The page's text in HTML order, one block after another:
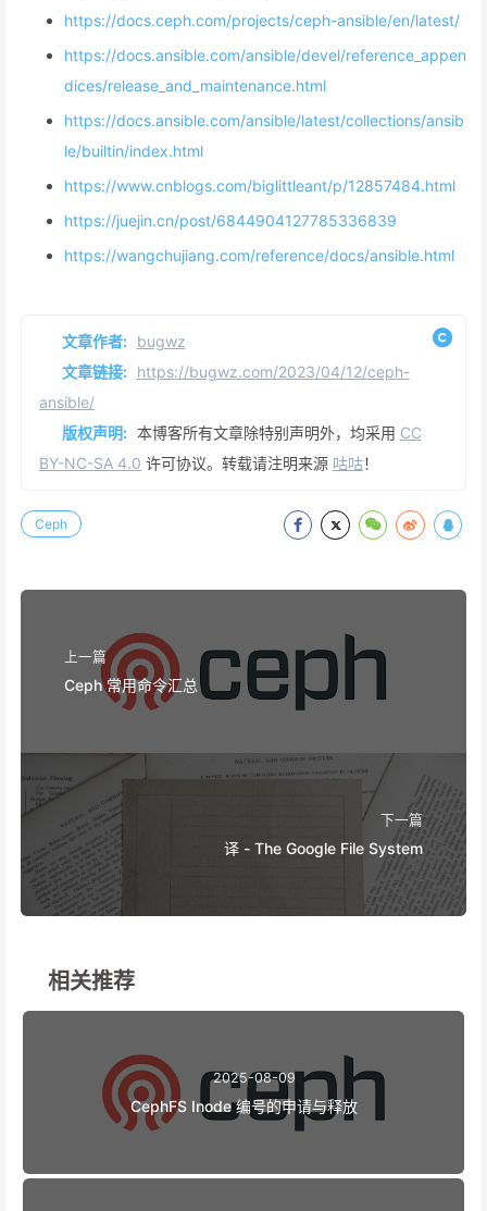
https://docs.ceph.com/projects/ceph-ansible/en/latest/
https://docs.ansible.com/ansible/devel/reference_appen
dices/release_and_maintenance.html
https://docs.ansible.com/ansible/latest/collections/ansib
le/builtin/index.html
https://www.cnblogs.com/biglittleant/p/12857484.html
https://juejin.cn/post/6844904127785336839
https://wangchujiang.com/reference/docs/ansible.html
文章作者: bugwz
文章链接: https://bugwz.com/2023/04/12/ceph-
ansible/
版权声明: 本博客所有文章除特别声明外，均采用 CC
BY-NC-SA 4.0 许可协议。转载请注明来源 咕咕！
Ceph
上一篇
Ceph 常用命令汇总
下一篇
译 - The Google File System
相关推荐
2025-08-09
CephFS Inode 编号的申请与释放